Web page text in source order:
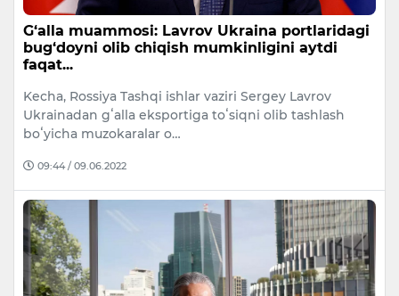
G‘alla muammosi: Lavrov Ukraina portlaridagi
bug‘doyni olib chiqish mumkinligini aytdi
faqat...
Kecha, Rossiya Tashqi ishlar vaziri Sergey Lavrov
Ukrainadan gʻalla eksportiga toʻsiqni olib tashlash
boʻyicha muzokaralar o…
09:44 / 09.06.2022